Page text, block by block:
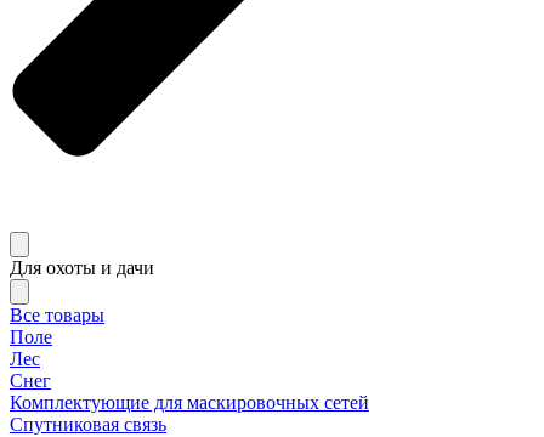
Для охоты и дачи
Все товары
Поле
Лес
Снег
Комплектующие для маскировочных сетей
Спутниковая связь